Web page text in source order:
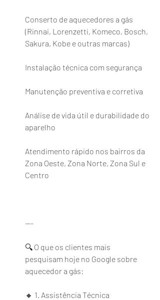
Conserto de aquecedores a gás
(Rinnai, Lorenzetti, Komeco, Bosch,
Sakura, Kobe e outras marcas)
Instalação técnica com segurança
Manutenção preventiva e corretiva
Análise de vida útil e durabilidade do
aparelho
Atendimento rápido nos bairros da
Zona Oeste, Zona Norte, Zona Sul e
Centro
---
🔍 O que os clientes mais
pesquisam hoje no Google sobre
aquecedor a gás:
🔸 1. Assistência Técnica